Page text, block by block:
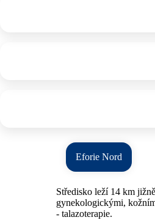
Eforie Nord
Středisko leží 14 km
gynekologickými,
- talazoterapie.